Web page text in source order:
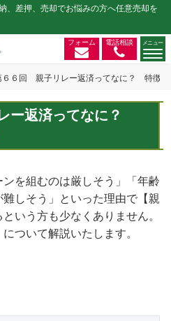
、差押、売却でお悩みの方へ任意売却を
フォーム 電話相談
６６回 親子リレー返済ってなに？ 特徴に
ー返済ってなに？
ンを組むのは厳しそう」「年齢
しそう」といった理由で【親
いう方も少なくありません。
ついて解説いたします。